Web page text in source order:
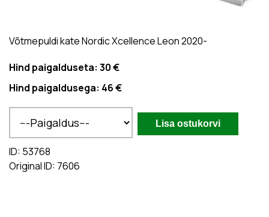
Võtmepuldi kate Nordic Xcellence Leon 2020-
Hind paigalduseta: 30 €
Hind paigaldusega: 46 €
ID: 53768
Original ID: 7606